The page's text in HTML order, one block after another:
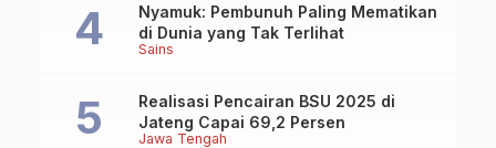
Sains
Nyamuk: Pembunuh Paling Mematikan
di Dunia yang Tak Terlihat
Jawa Tengah
Realisasi Pencairan BSU 2025 di
Jateng Capai 69,2 Persen